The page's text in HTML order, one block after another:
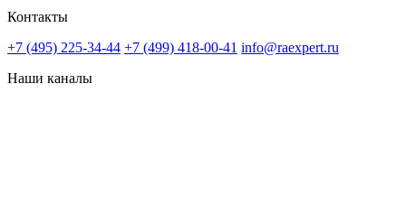
Контакты
+7 (495) 225-34-44 +7 (499) 418-00-41 info@raexpert.ru
Наши каналы